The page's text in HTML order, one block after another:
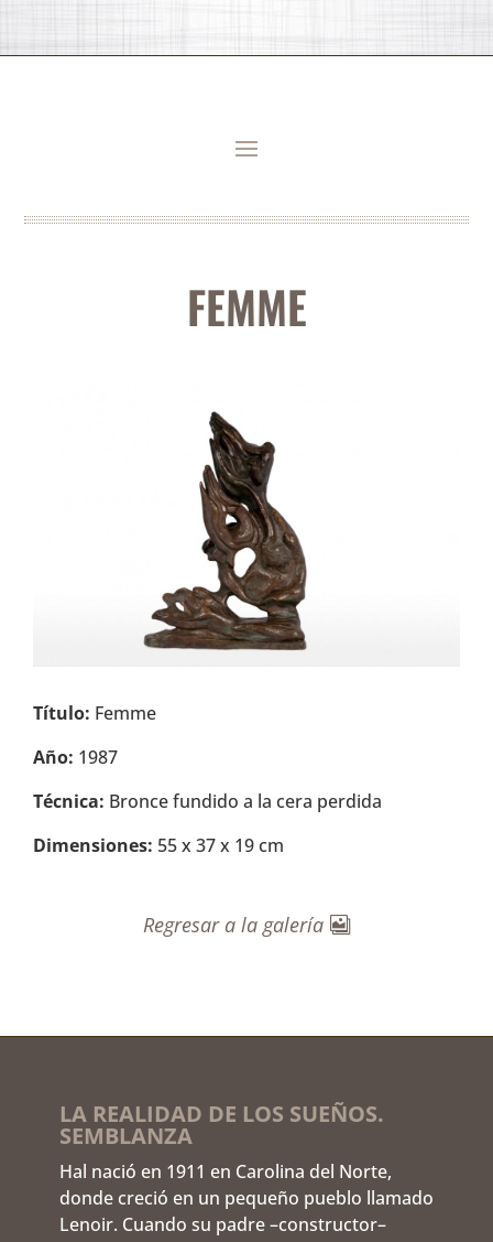
FEMME
Título: Femme
Año: 1987
Técnica: Bronce fundido a la cera perdida
Dimensiones: 55 x 37 x 19 cm
Regresar a la galería
LA REALIDAD DE LOS SUEÑOS.
SEMBLANZA
Hal nació en 1911 en Carolina del Norte,
donde creció en un pequeño pueblo llamado
Lenoir. Cuando su padre –constructor–